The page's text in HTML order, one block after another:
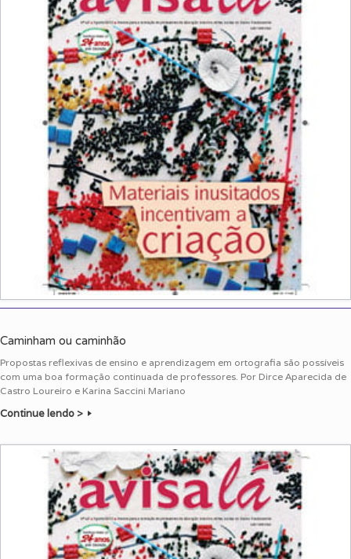
Caminham ou caminhão
Propostas reflexivas de ensino e aprendizagem em ortografia são possíveis
com uma boa formação continuada de professores. Por Dirce Aparecida de
Castro Loureiro e Karina Saccini Mariano
Continue lendo >